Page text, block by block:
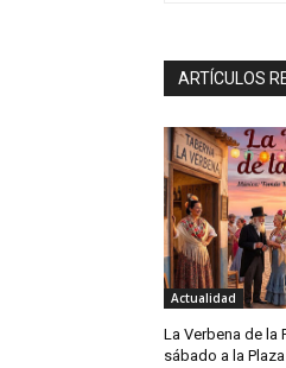
ARTÍCULOS
Actualidad
La Verbena de la
sábado a la